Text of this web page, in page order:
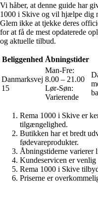
Vi håber, at denne guide har
1000 i Skive og vil hjælpe dig
Glem ikke at tjekke deres
for at få de mest opdaterede
og aktuelle tilbud.
Beliggenhed Åbningstider
Danmarksvej
15
Man-Fre:
8.00 – 21.00
Lør-Søn:
Varierende
Rema 1000 i Skive er
tilgængelighed.
Butikken har et bredt
fødevareprodukter.
Åbningstiderne varierer
Kundeservicen er
Rema 1000 i Skive
Priserne er